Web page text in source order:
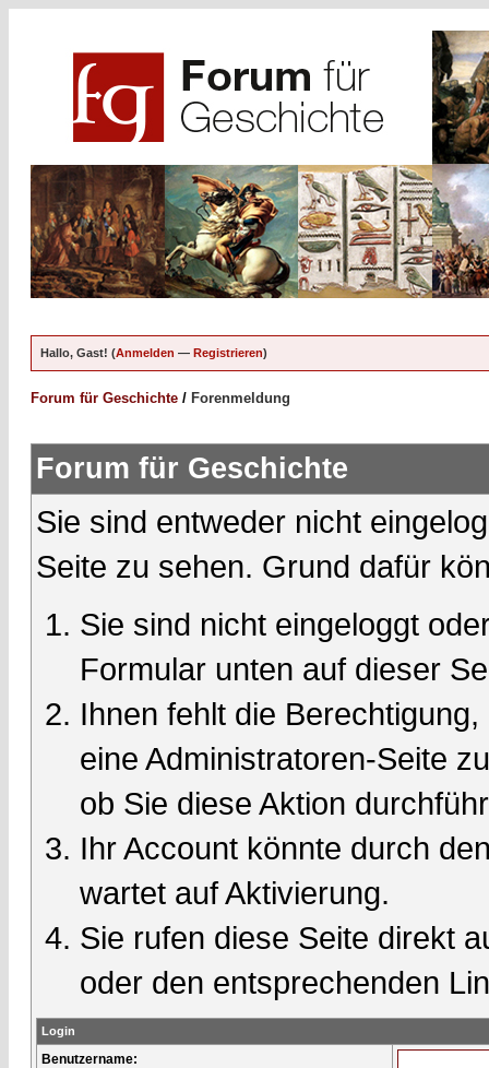
Hallo, Gast! (Anmelden — Registrieren)
Forum für Geschichte / Forenmeldung
Forum für Geschichte
Sie sind entweder nicht
Seite zu sehen. Grund dafür
Sie sind nicht eingeloggt
Formular unten auf dieser
Ihnen fehlt die
eine Administratoren-Seite
ob Sie diese Aktion
Ihr Account könnte durch
wartet auf Aktivierung.
Sie rufen diese Seite direkt
oder den entsprechenden
Login
Benutzername: